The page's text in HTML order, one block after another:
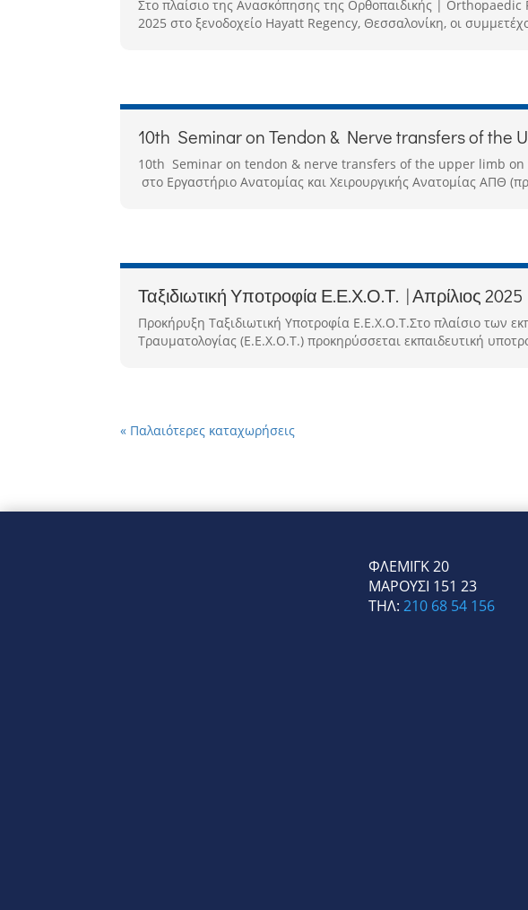
Στο πλαίσιο της Ανασκόπησης της Ορθοπαιδικής |
2025 στο ξενοδοχείο Hayatt Regency, Θεσσαλονίκη, οι
10th Seminar on Tendon & Nerve transfers of the
10th Seminar on tendon & nerve transfers of the upper limb on
στο Εργαστήριο Ανατομίας και Χειρουργικής Ανατομίας ΑΠΘ
Ταξιδιωτική Υποτροφία Ε.Ε.Χ.Ο.Τ. | Απρίλιος 2025
Προκήρυξη Ταξιδιωτική Υποτροφία Ε.Ε.Χ.Ο.Τ.Στο πλαίσιο των
Τραυματολογίας (Ε.Ε.Χ.Ο.Τ.) προκηρύσσεται εκπαιδευτική
« Παλαιότερες καταχωρήσεις
ΦΛΕΜΙΓΚ 20
ΜΑΡΟΥΣΙ 151 23
ΤΗΛ:210 68 54 156